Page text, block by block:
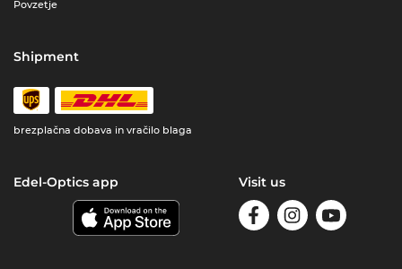
Povzetje
Shipment
brezplačna dobava in vračilo blaga
Edel-Optics app Visit us